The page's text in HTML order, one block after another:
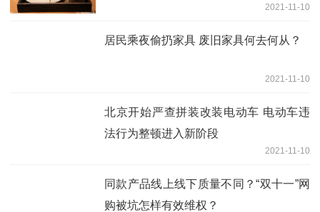
2021-11-10
居民乘夜偷扔家具 废旧家具何去何从？
2021-11-10
北京开始严查拼装改装电动车 电动车违
法行为整顿进入新阶段
2021-11-10
同款产品线上线下质量不同？“双十一”网
购被坑怎样有效维权？